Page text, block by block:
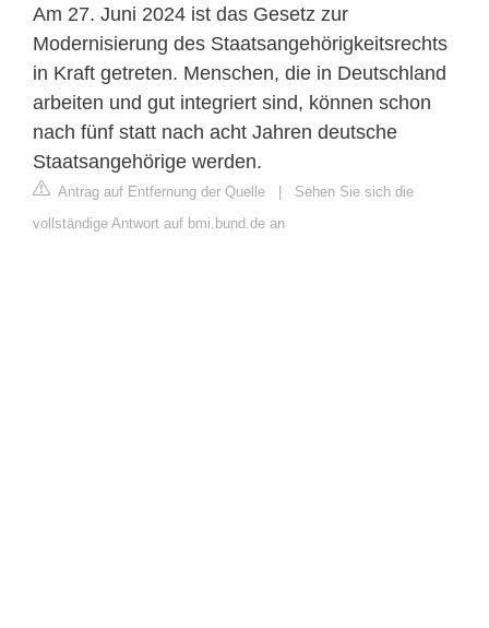
Am 27. Juni 2024 ist das Gesetz zur
Modernisierung des Staatsangehörigkeitsrechts
in Kraft getreten. Menschen, die in Deutschland
arbeiten und gut integriert sind, können schon
nach fünf statt nach acht Jahren deutsche
Staatsangehörige werden.
Antrag auf Entfernung der Quelle | Sehen Sie sich die
vollständige Antwort auf bmi.bund.de an